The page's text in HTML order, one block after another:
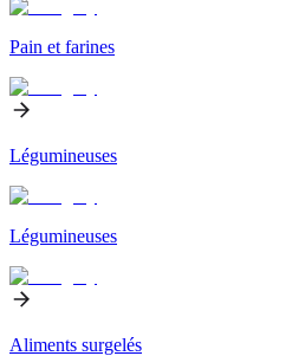
Pain et farines
Légumineuses
Légumineuses
Aliments surgelés